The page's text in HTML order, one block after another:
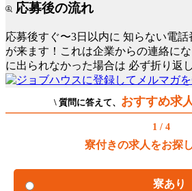
応募後の流れ
応募後すぐ〜3日以内に 知らない電話
が来ます！これは企業からの連絡に
に出られなかった場合は 必ず折り返
\ 質問に答えて、 おすすめ求
1 / 4
寮付きの求人をお探
寮あり